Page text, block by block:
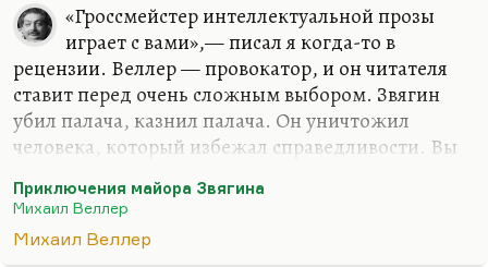
«Гроссмейстер интеллектуальной прозы
играет с вами»,— писал я когда-то в
рецензии. Веллер — провокатор, и он читателя
ставит перед очень сложным выбором. Звягин
убил палача, казнил палача. Он уничтожил
человека, который избежал справедливости. Вы
сделано в первых страницах, в первой главе
романа. Вам обожгли небо с первой главы. А
дальше как вы будете читать — это ваш выбор.
Приключения майора Звягина
Михаил Веллер
Михаил Веллер